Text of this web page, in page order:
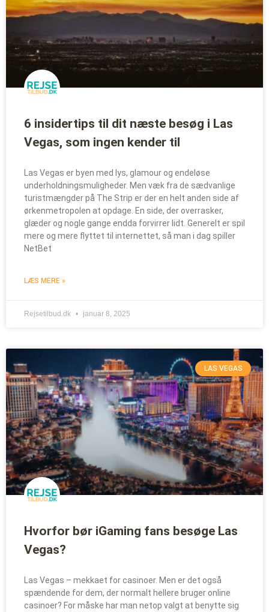
6 insidertips til dit næste besøg i Las
Vegas, som ingen kender til
Las Vegas er byen med lys, glamour og endeløse
underholdningsmuligheder. Men væk fra de sædvanlige
turistmængder på The Strip er der en helt anden side af
ørkenmetropolen at opdage. En side, der overrasker,
glæder og nogle gange endda forvirrer lidt. Generelt er spil
mere og mere flyttet til internettet, så man i dag spiller
NetBet
LÆS MERE »
Rejsetilbud.dk januar 8, 2025
LAS VEGAS
Hvorfor bør iGaming fans besøge Las
Vegas?
Las Vegas – mekkaet for casinoer. Men er det også
spændende for dem, der normalt hellere bruger online
casinoer? For måske har man netop valgt at benytte sig